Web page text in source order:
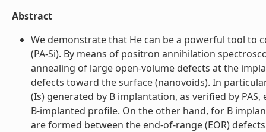
Abstract
We demonstrate that He can be a powerful tool to
(PA-Si). By means of positron annihilation
annealing of large open-volume defects at the
defects toward the surface (nanovoids). In
(Is) generated by B implantation, as verified by
B-implanted profile. On the other hand, for B
are formed between the end-of-range (EOR)